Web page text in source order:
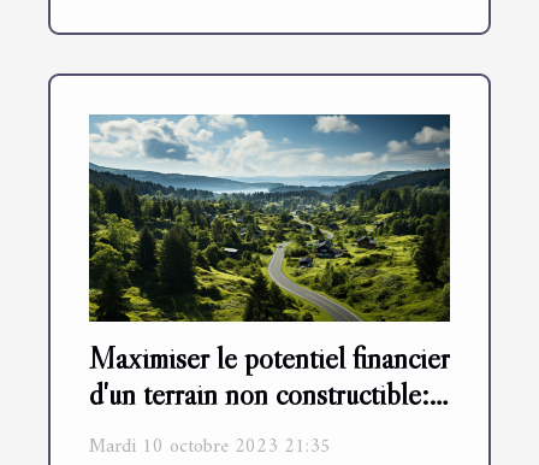
Maximiser le potentiel financier
d'un terrain non constructible:
astuces et stratégies
Mardi 10 octobre 2023 21:35